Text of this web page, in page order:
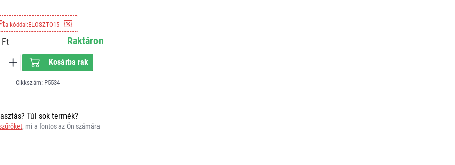
a kóddal:ELOSZTO15
Ft Raktáron
Kosárba rak
Cikkszám: P5534
Túl sok termék?
, mi a fontos az Ön számára